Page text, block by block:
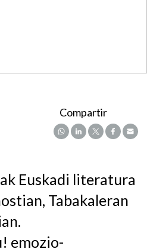
Compartir
Euskadi literatura
Tabakaleran
emozio-